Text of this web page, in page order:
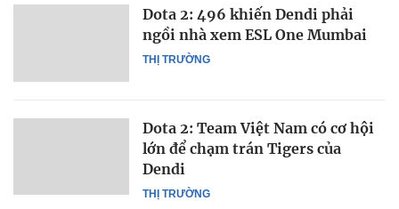
THỊ TRƯỜNG
Dota 2: 496 khiến Dendi phải
ngồi nhà xem ESL One Mumbai
THỊ TRƯỜNG
Dota 2: Team Việt Nam có cơ hội
lớn để chạm trán Tigers của
Dendi